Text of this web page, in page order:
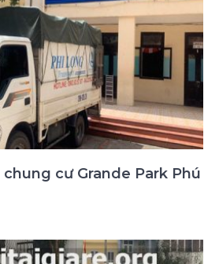
cư Grande Park Phú